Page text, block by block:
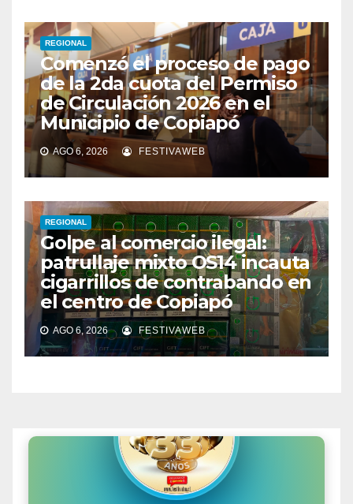
REGIONAL
Comenzó el proceso de pago
de la 2da cuota del Permiso
de Circulación 2026 en el
Municipio de Copiapó
AGO 6, 2026 FESTIVAWEB
REGIONAL
Golpe al comercio ilegal:
patrullaje mixto OS14 incauta
cigarrillos de contrabando en
el centro de Copiapó
AGO 6, 2026 FESTIVAWEB